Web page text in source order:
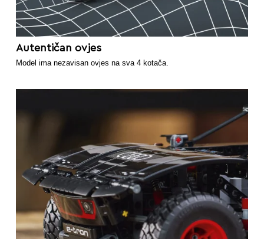
Autentičan ovjes
Model ima nezavisan ovjes na sva 4 kotača.